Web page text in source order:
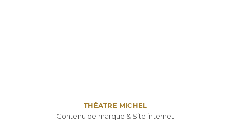
THÉATRE MICHEL
Contenu de marque & Site internet